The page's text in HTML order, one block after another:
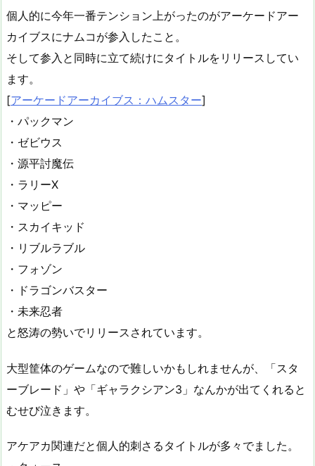
個人的に今年一番テンション上がったのがアーケードアー
カイブスにナムコが参入したこと。
そして参入と同時に立て続けにタイトルをリリースしてい
ます。
[アーケードアーカイブス：ハムスター]
・パックマン
・ゼビウス
・源平討魔伝
・ラリーX
・マッピー
・スカイキッド
・リブルラブル
・フォゾン
・ドラゴンバスター
・未来忍者
と怒涛の勢いでリリースされています。
大型筐体のゲームなので難しいかもしれませんが、「スタ
ーブレード」や「ギャラクシアン3」なんかが出てくれると
むせび泣きます。
アケアカ関連だと個人的刺さるタイトルが多々でました。